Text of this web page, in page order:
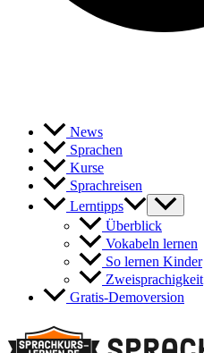
News
Sprachen
Kurse
Sprachreisen
Lerntipps
Überblick
Vokabeln lernen
So lernen Kinder
Zweisprachigkeit
Gratis-Demoversion